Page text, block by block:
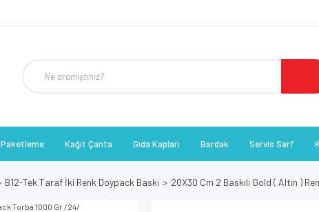
Paketleme Kağıt Çanta Gıda Kapları Bardak Servis Sarf
B12-Tek Taraf İki Renk Doypack Baskı 20X30 Cm 2 Baskılı Gold ( Altın )